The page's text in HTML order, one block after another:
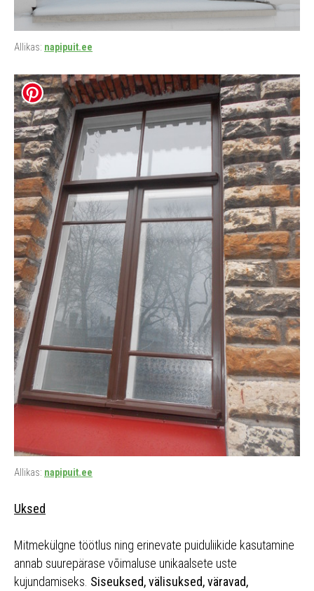
Allikas: napipuit.ee
Allikas: napipuit.ee
Uksed
Mitmekülgne töötlus ning erinevate puiduliikide kasutamine
annab suurepärase võimaluse unikaalsete uste
kujundamiseks. Siseuksed, välisuksed, väravad,